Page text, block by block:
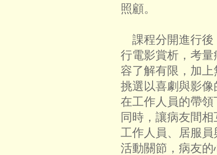
照顧。
課程分開進行後
行電影賞析，考
容了解有限，加
挑選以喜劇與影
在工作人員的帶
同時，讓病友間
工作人員、居服
活動關節，病友